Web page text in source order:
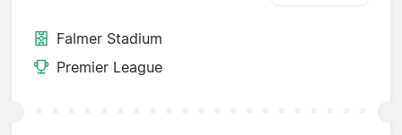
Falmer Stadium
Premier League